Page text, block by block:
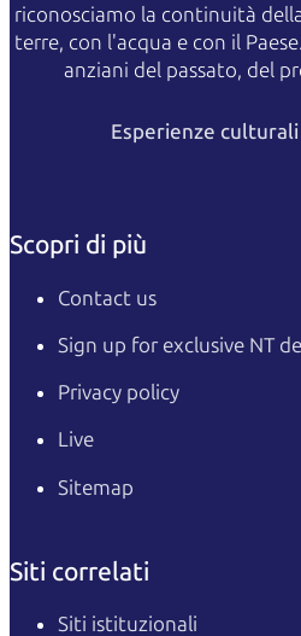
riconosciamo la continuità
terre, con l'acqua e con il
anziani del passato, del
Esperienze
Scopri di più
Contact us
Sign up for exclusive NT
Privacy policy
Live
Sitemap
Siti correlati
Siti istituzionali